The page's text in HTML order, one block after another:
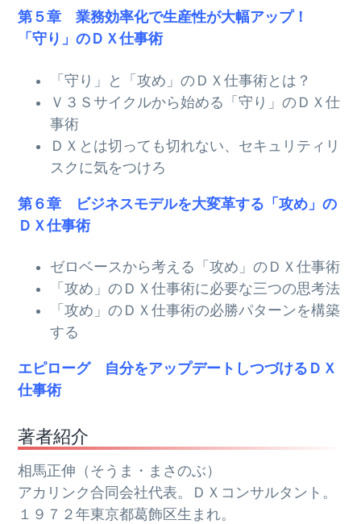
第５章 業務効率化で生産性が大幅アップ！
「守り」のＤＸ仕事術
「守り」と「攻め」のＤＸ仕事術とは？
Ｖ３Ｓサイクルから始める「守り」のＤＸ仕
事術
ＤＸとは切っても切れない、セキュリティリ
スクに気をつけろ
第６章 ビジネスモデルを大変革する「攻め」の
ＤＸ仕事術
ゼロベースから考える「攻め」のＤＸ仕事術
「攻め」のＤＸ仕事術に必要な三つの思考法
「攻め」のＤＸ仕事術の必勝パターンを構築
する
エピローグ 自分をアップデートしつづけるＤＸ
仕事術
著者紹介
相馬正伸（そうま・まさのぶ）
アカリンク合同会社代表。ＤＸコンサルタント。
１９７２年東京都葛飾区生まれ。